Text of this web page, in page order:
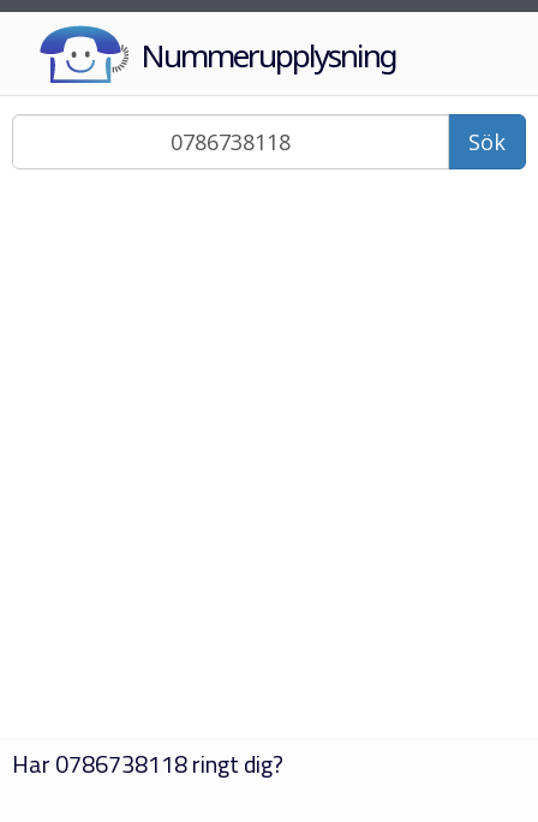
Nummerupplysning
Sök
Har0786738118ringt dig?